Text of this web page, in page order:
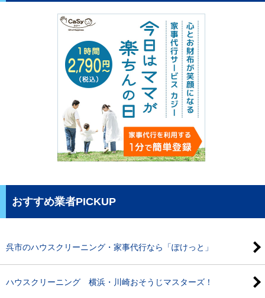
おすすめ業者PICKUP
呉市のハウスクリーニング・家事代行なら「ぽけっと」
ハウスクリーニング 横浜・川崎おそうじマスターズ！